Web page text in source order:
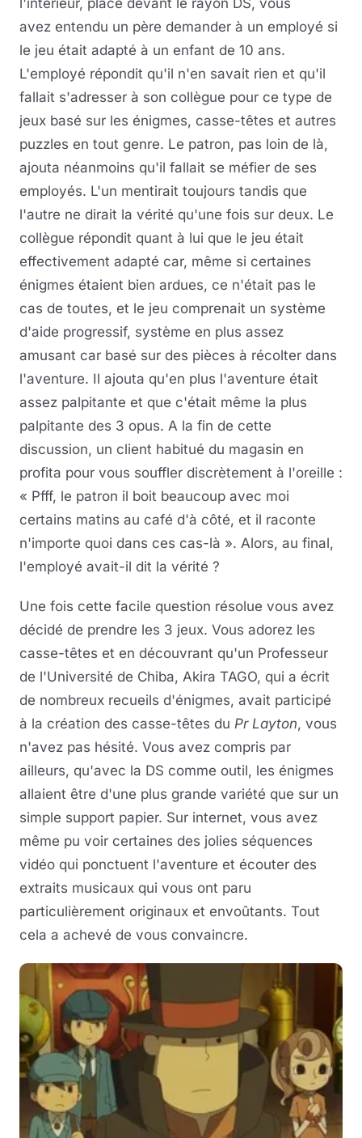
avez entendu un père demander à un employé si
le jeu était adapté à un enfant de 10 ans.
L'employé répondit qu'il n'en savait rien et qu'il
fallait s'adresser à son collègue pour ce type de
jeux basé sur les énigmes, casse-têtes et autres
puzzles en tout genre. Le patron, pas loin de là,
ajouta néanmoins qu'il fallait se méfier de ses
employés. L'un mentirait toujours tandis que
l'autre ne dirait la vérité qu'une fois sur deux. Le
collègue répondit quant à lui que le jeu était
effectivement adapté car, même si certaines
énigmes étaient bien ardues, ce n'était pas le
cas de toutes, et le jeu comprenait un système
d'aide progressif, système en plus assez
amusant car basé sur des pièces à récolter dans
l'aventure. Il ajouta qu'en plus l'aventure était
assez palpitante et que c'était même la plus
palpitante des 3 opus. A la fin de cette
discussion, un client habitué du magasin en
profita pour vous souffler discrètement à l'oreille :
« Pfff, le patron il boit beaucoup avec moi
certains matins au café d'à côté, et il raconte
n'importe quoi dans ces cas-là ». Alors, au final,
l'employé avait-il dit la vérité ?
Une fois cette facile question résolue vous avez
décidé de prendre les 3 jeux. Vous adorez les
casse-têtes et en découvrant qu'un Professeur
de l'Université de Chiba, Akira TAGO, qui a écrit
de nombreux recueils d'énigmes, avait participé
à la création des casse-têtes du Pr Layton, vous
n'avez pas hésité. Vous avez compris par
ailleurs, qu'avec la DS comme outil, les énigmes
allaient être d'une plus grande variété que sur un
simple support papier. Sur internet, vous avez
même pu voir certaines des jolies séquences
vidéo qui ponctuent l'aventure et écouter des
extraits musicaux qui vous ont paru
particulièrement originaux et envoûtants. Tout
cela a achevé de vous convaincre.